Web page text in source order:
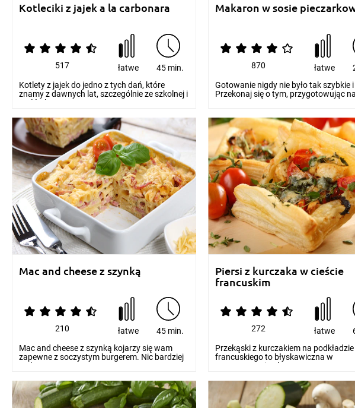
Kotleciki z jajek a la carbonara
517 łatwe
45 min.
Kotlety z jajek do jedno z tych dań, które
znamy z dawnych lat, szczególnie ze szkolnej i
stołówk...
Makaron w sosie
870 łatwe
Gotowanie nigdy nie było tak szybkie
Przekonaj się o tym, przygotowując
Mac and cheese z szynką
210 łatwe
45 min.
Mac and cheese z szynką kojarzy się wam
zapewne z soczystym burgerem. Nic bardziej
mylnego! Mac &...
Piersi z kurczaka w cieście
francuskim
272 łatwe
Przekąski z kurczakiem na
francuskiego to błyskawiczna w
przygotowaniu altern...